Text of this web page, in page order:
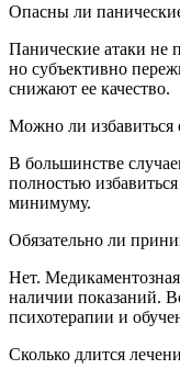
Опасны ли
Панические атаки не
но субъективно
снижают ее качество.
Можно ли избавиться
В большинстве
полностью
минимуму.
Обязательно ли
Нет. Медикаментозная
наличии показаний.
психотерапии и
Сколько длится